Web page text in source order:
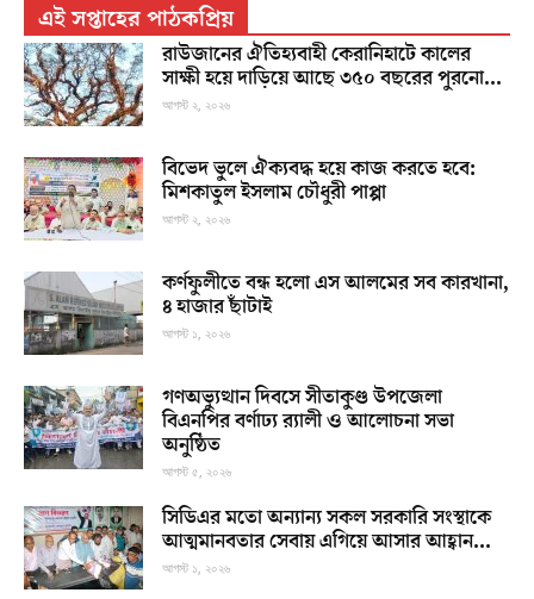
এই সপ্তাহের পাঠকপ্রিয়
রাউজানের ঐতিহ্যবাহী কেরানিহাটে কালের
সাক্ষী হয়ে দাড়িয়ে আছে ৩৫০ বছরের পুরনো...
আগস্ট ২, ২০২৬
বিভেদ ভুলে ঐক্যবদ্ধ হয়ে কাজ করতে হবে:
মিশকাতুল ইসলাম চৌধুরী পাপ্পা
আগস্ট ২, ২০২৬
কর্ণফুলীতে বন্ধ হলো এস আলমের সব কারখানা,
৪ হাজার ছাঁটাই
আগস্ট ১, ২০২৬
গণঅভ্যুত্থান দিবসে সীতাকুণ্ড উপজেলা
বিএনপির বর্ণাঢ্য র‍্যালী ও আলোচনা সভা
অনুষ্ঠিত
আগস্ট ৫, ২০২৬
সিডিএর মতো অন্যান্য সকল সরকারি সংস্থাকে
আত্মমানবতার সেবায় এগিয়ে আসার আহ্বান...
আগস্ট ১, ২০২৬